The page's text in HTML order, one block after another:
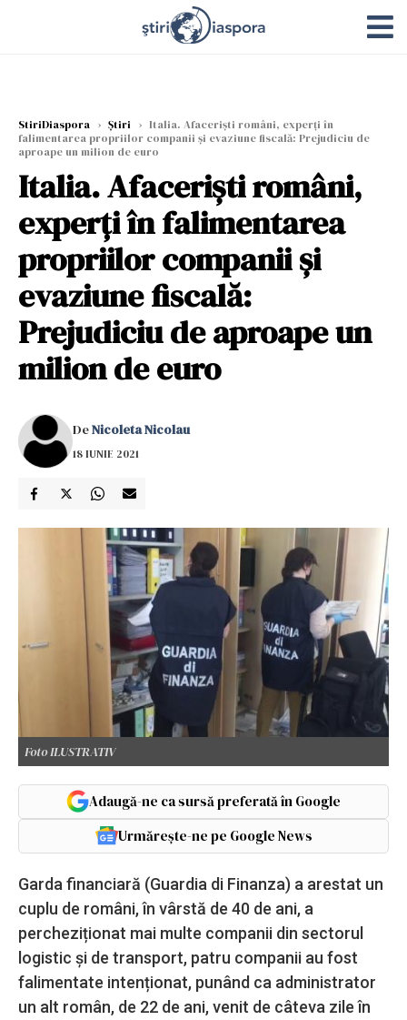
StiriDiaspora › Știri › Italia. Afaceriști români, experți în
falimentarea propriilor companii și evaziune fiscală: Prejudiciu de
aproape un milion de euro
Italia. Afaceriști români,
experți în falimentarea
propriilor companii și
evaziune fiscală:
Prejudiciu de aproape un
milion de euro
DeNicoleta Nicolau
18 IUNIE 2021
Foto ILUSTRATIV
Adaugă-ne ca sursă preferată în Google
Urmărește-ne pe Google News
Garda financiară (Guardia di Finanza) a arestat un
cuplu de români, în vârstă de 40 de ani, a
percheziționat mai multe companii din sectorul
logistic și de transport, patru companii au fost
falimentate intenționat, punând ca administrator
un alt român, de 22 de ani, venit de câteva zile în